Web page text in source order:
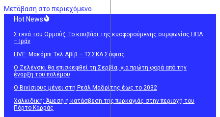
Μετάβαση στο περιεχόμενο
Hot News
Στενά του Ορμούζ: Το κουβάρι της κυοφορούμενης συμφωνίας ΗΠΑ
– Ιράν
LIVE: Μακάμπι Τελ Αβίβ – ΤΣΣΚΑ Σόφιας
Ο Ζελένσκι θα επισκεφθεί τη Σερβία, για πρώτη φορά από την
έναρξη του πολέμου
Ο Βινίσιους μένει στη Ρεάλ Μαδρίτης έως το 2032
Χαλκιδική: Άμεση η κατάσβεση της πυρκαγιάς στην περιοχή του
Πόρτο Καρράς